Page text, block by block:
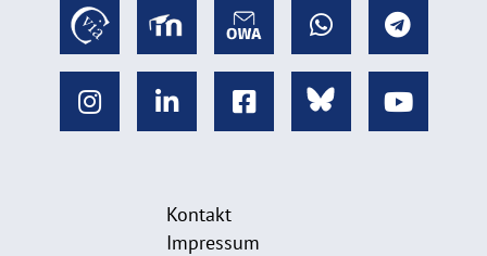
Kontakt
Impressum